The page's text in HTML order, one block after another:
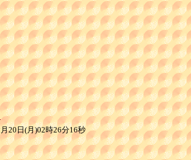
20日(月)02時26分16秒